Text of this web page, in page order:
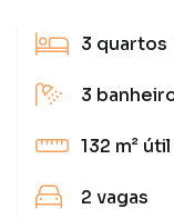
3 quartos
3
132 m² útil
2 vagas